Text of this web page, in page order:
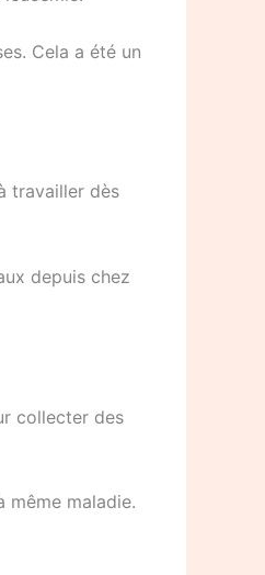
Cela a été un
travailler dès
depuis chez
collecter des
même maladie.